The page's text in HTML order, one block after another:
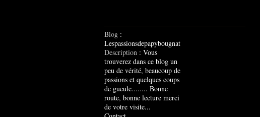
Blog :
Lespassionsdepapybougnat
Description : Vous
trouverez dans ce blog un
peu de vérité, beaucoup de
passions et quelques coups
de gueule........ Bonne
route, bonne lecture merci
de votre visite...